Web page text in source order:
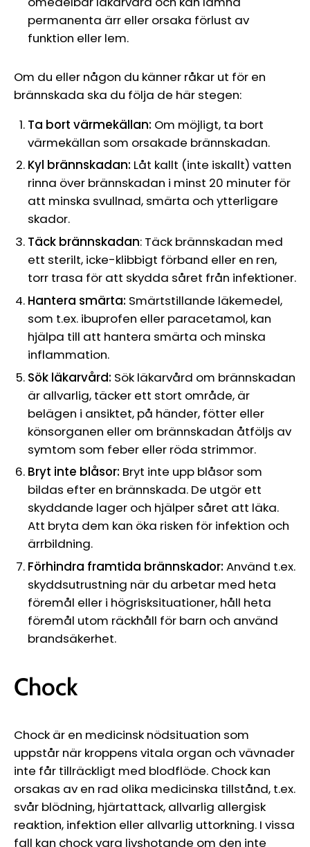
permanenta ärr eller orsaka förlust av
funktion eller lem.
Om du eller någon du känner råkar ut för en
brännskada ska du följa de här stegen:
Ta bort värmekällan: Om möjligt, ta bort
värmekällan som orsakade brännskadan.
Kyl brännskadan: Låt kallt (inte iskallt) vatten
rinna över brännskadan i minst 20 minuter för
att minska svullnad, smärta och ytterligare
skador.
Täck brännskadan: Täck brännskadan med
ett sterilt, icke-klibbigt förband eller en ren,
torr trasa för att skydda såret från infektioner.
Hantera smärta: Smärtstillande läkemedel,
som t.ex. ibuprofen eller paracetamol, kan
hjälpa till att hantera smärta och minska
inflammation.
Sök läkarvård: Sök läkarvård om brännskadan
är allvarlig, täcker ett stort område, är
belägen i ansiktet, på händer, fötter eller
könsorganen eller om brännskadan åtföljs av
symtom som feber eller röda strimmor.
Bryt inte blåsor: Bryt inte upp blåsor som
bildas efter en brännskada. De utgör ett
skyddande lager och hjälper såret att läka.
Att bryta dem kan öka risken för infektion och
ärrbildning.
Förhindra framtida brännskador: Använd t.ex.
skyddsutrustning när du arbetar med heta
föremål eller i högrisksituationer, håll heta
föremål utom räckhåll för barn och använd
brandsäkerhet.
Chock
Chock är en medicinsk nödsituation som
uppstår när kroppens vitala organ och vävnader
inte får tillräckligt med blodflöde. Chock kan
orsakas av en rad olika medicinska tillstånd, t.ex.
svår blödning, hjärtattack, allvarlig allergisk
reaktion, infektion eller allvarlig uttorkning. I vissa
fall kan chock vara livshotande om den inte